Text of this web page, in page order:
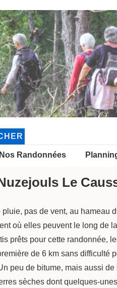
Nos Randonnées
Le
pas de vent, au hameau
où elles peuvent le long de
prêts pour cette randonnée,
de 6 km sans difficulté
peu de bitume, mais aussi
sèches dont quelques-